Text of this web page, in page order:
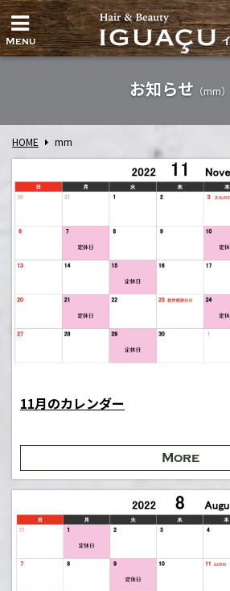
Menu
お知らせ （mm）
HOME mm
11月のカレンダー
More